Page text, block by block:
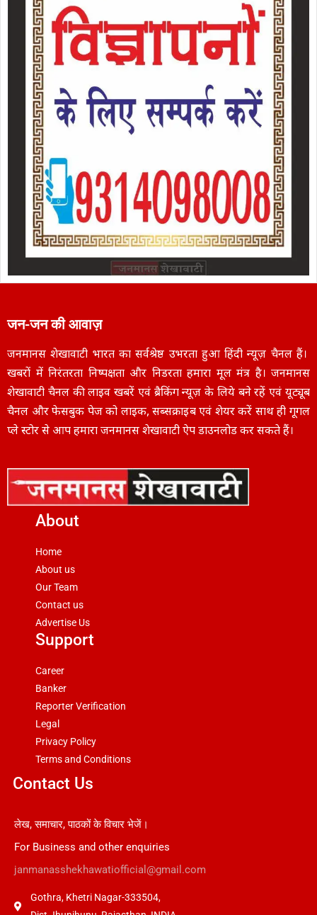
जन-जन की आवाज़
जनमानस शेखावाटी भारत का सर्वश्रेष्ठ उभरता हुआ हिंदी न्यूज़ चैनल हैं।
खबरों में निरंतरता निष्पक्षता और निडरता हमारा मूल मंत्र है। जनमानस
शेखावाटी चैनल की लाइव खबरें एवं ब्रैकिंग न्यूज़ के लिये बने रहें एवं यूट्यूब
चैनल और फेसबुक पेज को लाइक, सब्सक्राइब एवं शेयर करें साथ ही गूगल
प्ले स्टोर से आप हमारा जनमानस शेखावाटी ऐप डाउनलोड कर सकते हैं।
About
Home
About us
Our Team
Contact us
Advertise Us
Support
Career
Banker
Reporter Verification
Legal
Privacy Policy
Terms and Conditions
Contact Us
लेख, समाचार, पाठकों के विचार भेजें।
For Business and other enquiries
janmanasshekhawatiofficial@gmail.com
Gothra, Khetri Nagar-333504,